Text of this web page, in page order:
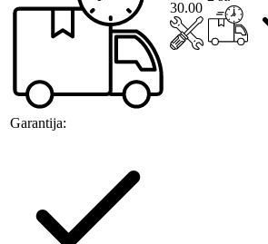
Garantija:
30.00